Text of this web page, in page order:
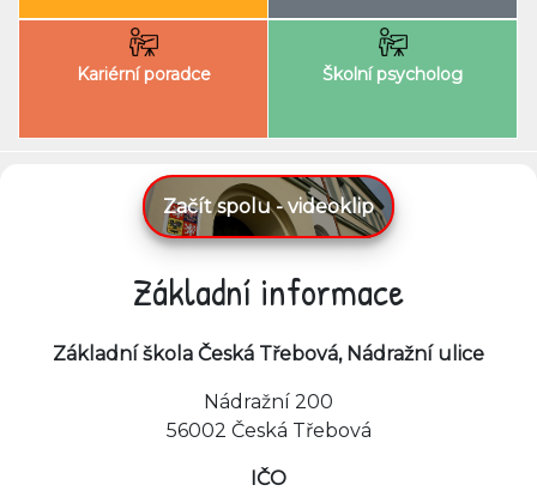
Kariérní poradce Školní psycholog
Začít spolu - videoklip
Základní informace
Základní škola Česká Třebová, Nádražní ulice
Nádražní 200
56002 Česká Třebová
IČO